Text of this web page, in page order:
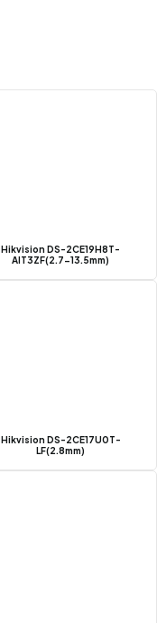
Hikvision DS-2CE19H8T-
AIT3ZF(2.7-13.5mm)
Hikvision DS-2CE17U0T-
LF(2.8mm)